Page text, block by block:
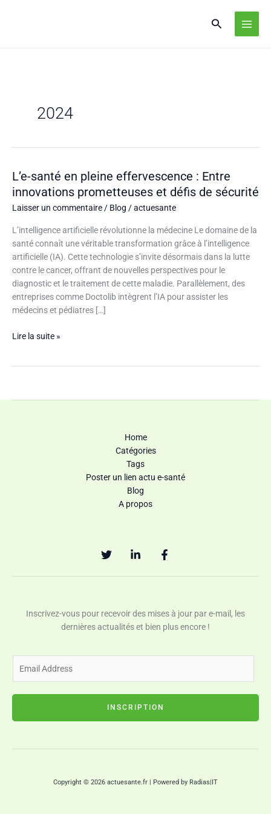
2024
L’e-santé en pleine effervescence : Entre
innovations prometteuses et défis de sécurité
Laisser un commentaire / Blog /actuesante
L’intelligence artificielle révolutionne la médecine Le domaine de la
santé connaît une véritable transformation grâce à l’intelligence
artificielle (IA). Cette technologie s’invite désormais dans la lutte
contre le cancer, offrant de nouvelles perspectives pour le
diagnostic et le traitement de cette maladie. Parallèlement, des
entreprises comme Doctolib intègrent l’IA pour assister les
médecins et pédiatres […]
Lire la suite »
Home
Catégories
Tags
Poster un lien actu e-santé
Blog
A propos
Inscrivez-vous pour recevoir des mises à jour par e-mail, les
dernières actualités et bien plus encore !
INSCRIPTION
Copyright © 2026 actuesante.fr | Powered by Radias|IT